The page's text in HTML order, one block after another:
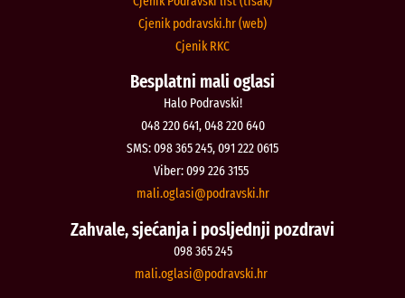
Cjenik podravski.hr (web)
Cjenik RKC
Besplatni mali oglasi
Halo Podravski!
048 220 641, 048 220 640
SMS: 098 365 245, 091 222 0615
Viber: 099 226 3155
rh.iksvardop
@isalgo.ilam
Zahvale, sjećanja i posljednji pozdravi
098 365 245
rh.iksvardop
@isalgo.ilam